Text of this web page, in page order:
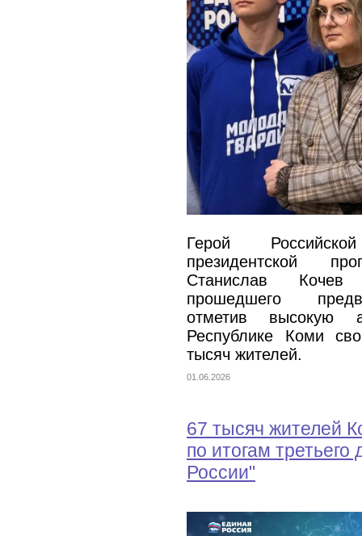
Герой
президентской
Станислав Кочев
прошедшего
отметив высокую
Республике Коми
тысяч жителей.
01.06.2026
67 тысяч жителей
по итогам
России"